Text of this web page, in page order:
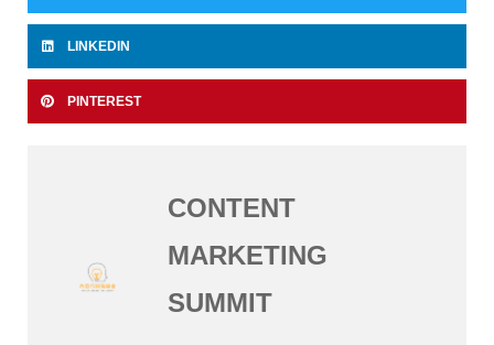
LINKEDIN
PINTEREST
CONTENT
MARKETING
SUMMIT